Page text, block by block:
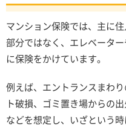
マンション保険では、主に
部分ではなく、エレベータ
に保険をかけています。
例えば、エントランスまわ
ト破損、ゴミ置き場からの
などを想定し、いざという時